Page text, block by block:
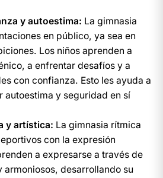
y autoestima: La gimnasia
en público, ya sea en
Los niños aprenden a
a enfrentar desafíos y a
con confianza. Esto les ayuda a
autoestima y seguridad en sí
y artística: La gimnasia rítmica
con la expresión
a expresarse a través de
desarrollando su